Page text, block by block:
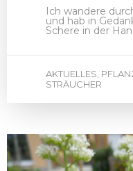
Ich wandere
und hab in
Schere in der
AKTUELLES,
STRÄUCHER